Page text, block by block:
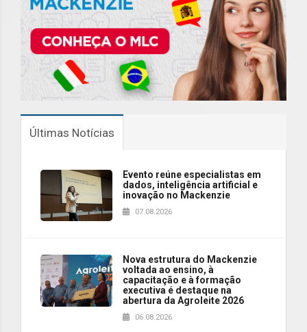
Últimas Notícias
Evento reúne especialistas em
dados, inteligência artificial e
inovação no Mackenzie
07.08.2026
Nova estrutura do Mackenzie
voltada ao ensino, à
capacitação e à formação
executiva é destaque na
abertura da Agroleite 2026
06.08.2026